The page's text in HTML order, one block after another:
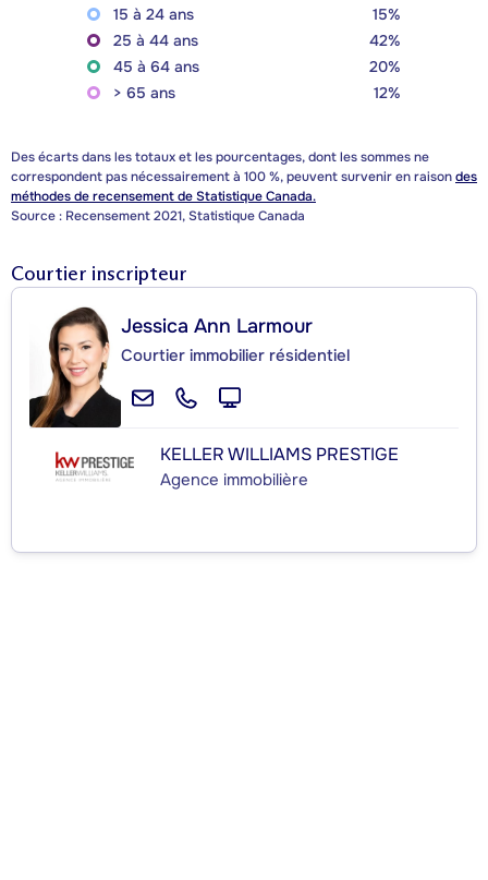
15 à 24 ans
15%
25 à 44 ans
42%
45 à 64 ans
20%
> 65 ans
12%
Des écarts dans les totaux et les pourcentages, dont les sommes ne
correspondent pas nécessairement à 100 %, peuvent survenir en raisondes
méthodes de recensement de Statistique Canada.
Source : Recensement 2021, Statistique Canada
Courtier inscripteur
Jessica Ann Larmour
Courtier immobilier résidentiel
KELLER WILLIAMS PRESTIGE
Agence immobilière